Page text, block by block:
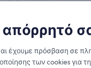
before you
απόρρητό
έχουμε πρόσβαση σε
των cookies για